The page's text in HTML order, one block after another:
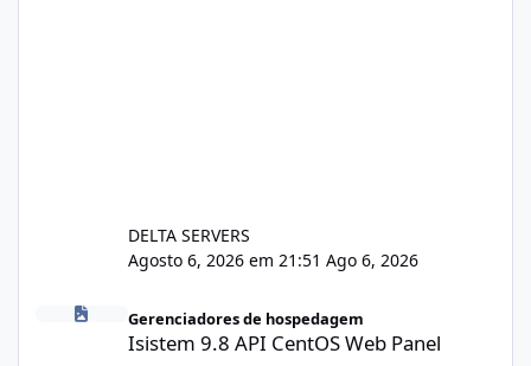
DELTA SERVERS
Agosto 6, 2026 em 21:51 Ago 6, 2026
Isistem 9.8 API CentOS Web Panel
Gerenciadores de hospedagem
Isistem 9.8 API CentOS Web Panel